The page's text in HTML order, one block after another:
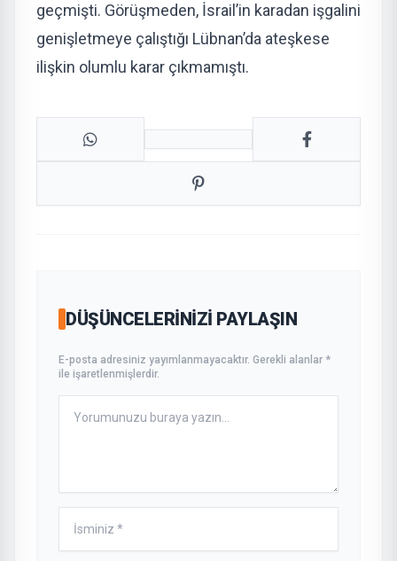
geçmişti. Görüşmeden, İsrail’in karadan işgalini
genişletmeye çalıştığı Lübnan’da ateşkese
ilişkin olumlu karar çıkmamıştı.
DÜŞÜNCELERINIZI PAYLAŞIN
E-posta adresiniz yayımlanmayacaktır. Gerekli alanlar *
ile işaretlenmişlerdir.